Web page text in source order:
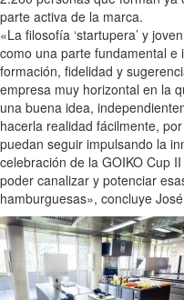
parte activa de la marca.
«La filosofía ‘startupera’ y
como una parte fundamental e
formación, fidelidad y
empresa muy horizontal en la
una buena idea,
hacerla realidad fácilmente,
puedan seguir impulsando la
celebración de la GOIKO Cup
poder canalizar y potenciar
hamburguesas», concluye